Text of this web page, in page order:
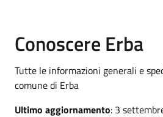
Conoscere Erba
Tutte le informazioni generali e
comune di Erba
Ultimo aggiornamento: 3